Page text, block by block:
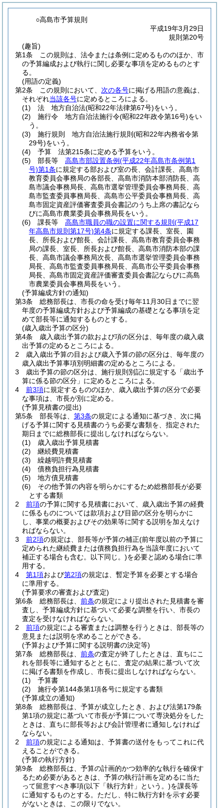
○高島市予算規則
平成19年3月29日
規則第20号
(趣旨)
第1条
この規則は、法令または条例に定めるもののほか、市
の予算編成および執行に関し必要な事項を定めるものとす
る。
(用語の定義)
第2条
この規則において、 次の各号に掲げる用語の意義は、
それぞれ当該各号に定めるところによる。
(1)
法 地方自治法(昭和22年法律第67号)をいう。
(2)
施行令 地方自治法施行令(昭和22年政令第16号)をい
う。
(3)
施行規則 地方自治法施行規則 (昭和22年内務省令第
29号)をいう。
(4)
予算 法第215条に定める予算をいう。
(5)
部長等 高島市部設置条例(平成22年高島市条例第1
号)第1条に規定する部および室の長、会計課長、高島市
教育委員会事務局の各部長、高島市消防本部消防長、高
島市議会事務局長、高島市選挙管理委員会事務局長、高
島市監査委員事務局長、高島市公平委員会事務局長、高
島市固定資産評価審査委員会書記のうち上席の書記なら
びに高島市農業委員会事務局長をいう。
(6)
課長等 高島市職員の職の設置に関する規則 (平成17
年高島市規則第17号)第4条に規定する課長、室長、園
長、所長および館長、会計課長、高島市教育委員会事務
局の課長、室長、所長および館長、高島市消防本部の課
長、高島市議会事務局次長、高島市選挙管理委員会事務
局長、高島市監査委員事務局長、高島市公平委員会事務
局長、高島市固定資産評価審査委員会書記ならびに高島
市農業委員会事務局長をいう。
(予算編成方針の通知)
第3条
総務部長は、市長の命を受け毎年11月30日までに翌
年度の予算編成方針および予算編成の基礎となる事項を定
めて部長等に通知するものとする。
(歳入歳出予算の区分)
第4条
歳入歳出予算の款および項の区分は、毎年度の歳入歳
出予算の定めるところによる。
2
歳入歳出予算の目および歳入予算の節の区分は、毎年度の
歳入歳出予算事項別明細書の定めるところによる。
3
歳出予算の節の区分は、施行規則別記に規定する「歳出予
算に係る節の区分」に定めるところによる。
4
前3項に規定するもののほか、歳入歳出予算の区分で必要
な事項は、市長が別に定める。
(予算見積書の提出)
第5条
部長等は、 第3条の規定による通知に基づき、次に掲
げる予算に関する見積書のうち必要な書類を、指定された
期日までに総務部長に提出しなければならない。
(1)
歳入歳出予算見積書
(2)
継続費見積書
(3)
繰越明許費見積書
(4)
債務負担行為見積書
(5)
地方債見積書
(6)
その他予算の内容を明らかにするため総務部長が必要
とする書類
2
前項の予算に関する見積書において、歳入歳出予算の経費
に係るものについては款項および目節の区分を明らかに
し、事業の概要およびその効果等に関する説明を加えなけ
ればならない。
3
前2項の規定は、部長等が予算の補正(前年度以前の予算に
定められた継続費または債務負担行為を当該年度において
補正する場合も含む。以下同じ。)を必要と認める場合に準
用する。
4
第1項および第2項の規定は、暫定予算を必要とする場合
に準用する。
(予算要求の審査および査定)
第6条
総務部長は、 前条の規定により提出された見積書を審
査し、予算編成方針に基づいて必要な調整を行い、市長の
査定を受けなければならない。
2
前項の規定による審査または調整を行うときは、部長等の
意見または説明を求めることができる。
(予算および予算に関する説明書の決定等)
第7条
総務部長は、 前条の査定が終了したときは、直ちにこ
れを部長等に通知するとともに、査定の結果に基づいて次
に掲げる書類を作成し、市長に提出しなければならない。
(1)
予算書
(2)
施行令第144条第1項各号に規定する書類
(予算成立の通知)
第8条
総務部長は、予算が成立したとき、および法第179条
第1項の規定に基づいて市長が予算について専決処分をした
ときは、直ちに部長等および会計管理者に通知しなければ
ならない。
2
前項の規定による通知は、予算書の送付をもってこれに代
えることができる。
(予算の執行方針)
第9条
総務部長は、予算の計画的かつ効率的な執行を確保す
るため必要があるときは、予算の執行計画を定めるに当た
って留意すべき事項(以下「執行方針」という。)を課長等
に通知するものとする。 ただし、特に執行方針を示す必要
がないときは、この限りでない。